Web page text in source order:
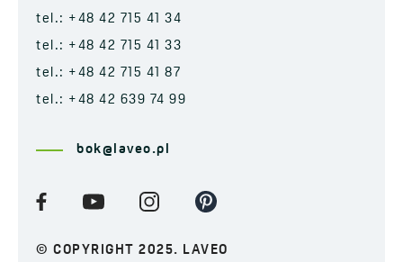
tel.: +48 42 715 41 34
tel.: +48 42 715 41 33
tel.: +48 42 715 41 87
tel.: +48 42 639 74 99
bok@laveo.pl
© COPYRIGHT 2025. LAVEO